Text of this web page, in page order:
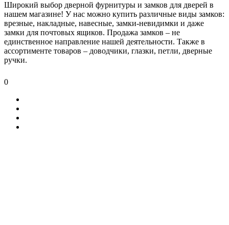
Широкий выбор дверной фурнитуры и замков для дверей в
нашем магазине! У нас можно купить различные виды замков:
врезные, накладные, навесные, замки-невидимки и даже
замки для почтовых ящиков. Продажа замков – не
единственное направление нашей деятельности. Также в
ассортименте товаров – доводчики, глазки, петли, дверные
ручки.
0